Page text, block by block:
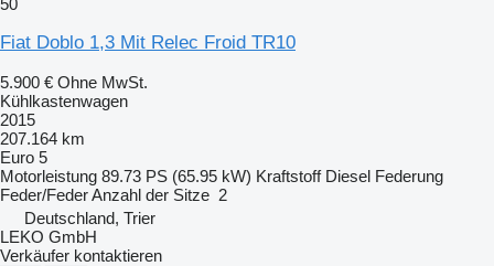
50
Fiat Doblo 1,3 Mit Relec Froid TR10
5.900 € Ohne MwSt.
Kühlkastenwagen
2015
207.164 km
Euro 5
Motorleistung 89.73 PS (65.95 kW) Kraftstoff Diesel Federung
Feder/FederAnzahl der Sitze 2
Deutschland, Trier
LEKO GmbH
Verkäufer kontaktieren